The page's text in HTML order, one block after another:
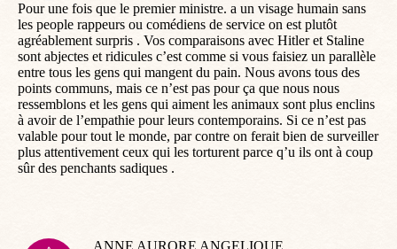
Pour une fois que le premier ministre. a un visage humain sans
les people rappeurs ou comédiens de service on est plutôt
agréablement surpris . Vos comparaisons avec Hitler et Staline
sont abjectes et ridicules c’est comme si vous faisiez un parallèle
entre tous les gens qui mangent du pain. Nous avons tous des
points communs, mais ce n’est pas pour ça que nous nous
ressemblons et les gens qui aiment les animaux sont plus enclins
à avoir de l’empathie pour leurs contemporains. Si ce n’est pas
valable pour tout le monde, par contre on ferait bien de surveiller
plus attentivement ceux qui les torturent parce q’u ils ont à coup
sûr des penchants sadiques .